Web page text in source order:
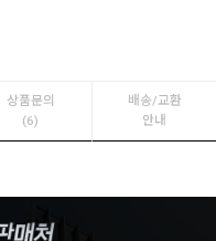
상품문의
(6)
배송/교환
안내